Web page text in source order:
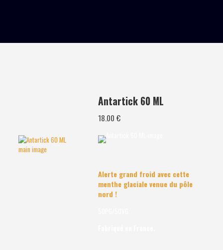
Antartick 60 ML
18.00 €
Alerte grand froid avec cette
menthe glaciale venue du pôle
nord !